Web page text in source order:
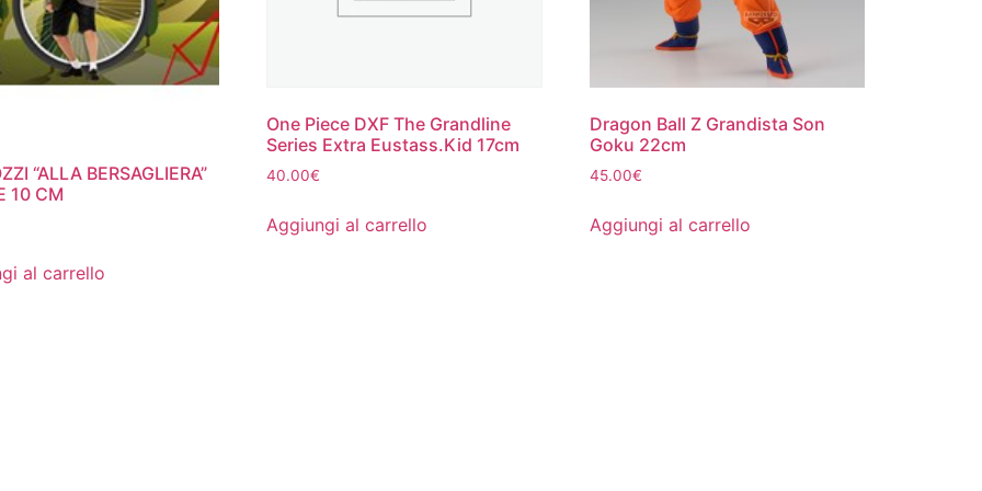
“ALLA BERSAGLIERA”
10 CM
al carrello
One Piece DXF The Grandline
Series Extra Eustass.Kid 17cm
40.00€
Aggiungi al carrello
Dragon Ball Z Grandista Son
Goku 22cm
45.00€
Aggiungi al carrello